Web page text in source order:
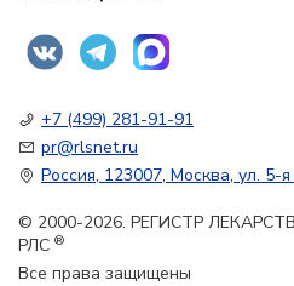
+7 (499) 281-91-91
pr@rlsnet.ru
Россия, 123007, Москва, ул. 5-
© 2000-2026. РЕГИСТР
РЛС ®
Все права защищены